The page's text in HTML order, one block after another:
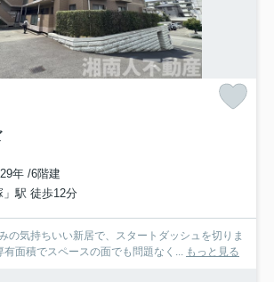
年 /6階建
駅 徒歩12分
の気持ちいい新居で、スタートダッシュを切りま
有面積でスペースの面でも問題なく... もっと見る